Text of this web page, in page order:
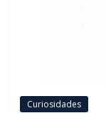
Curiosidades